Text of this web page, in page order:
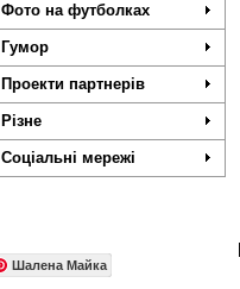
Фото на футболках
Гумор
Проекти партнерів
Різне
Соціальні мережі
Шалена Майка